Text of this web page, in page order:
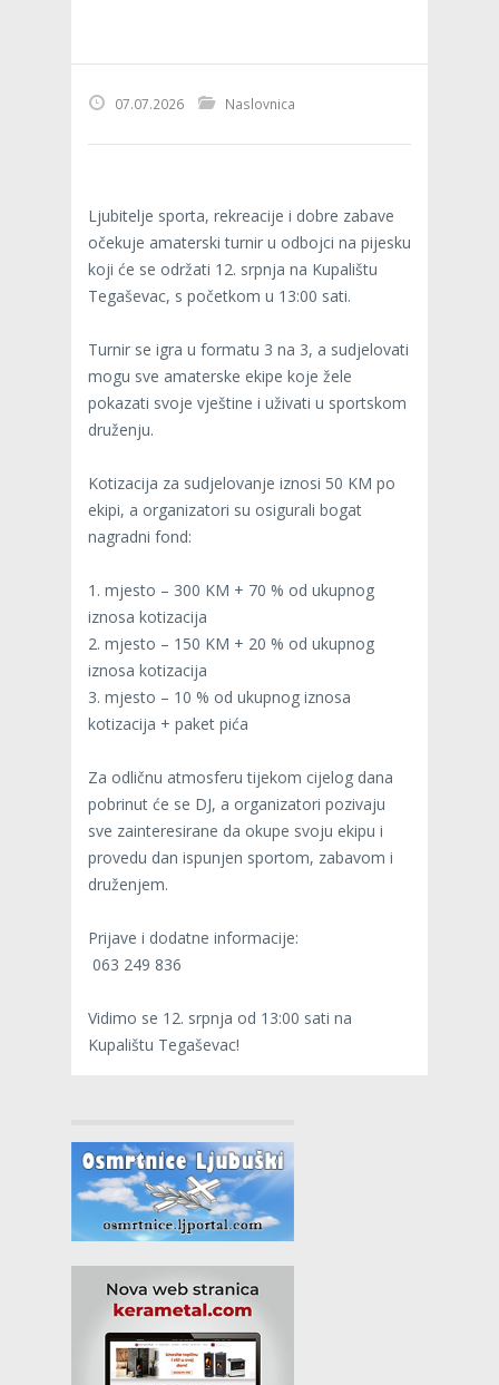
07.07.2026 Naslovnica
Ljubitelje sporta, rekreacije i dobre zabave
očekuje amaterski turnir u odbojci na pijesku
koji će se održati 12. srpnja na Kupalištu
Tegaševac, s početkom u 13:00 sati.
Turnir se igra u formatu 3 na 3, a sudjelovati
mogu sve amaterske ekipe koje žele
pokazati svoje vještine i uživati u sportskom
druženju.
Kotizacija za sudjelovanje iznosi 50 KM po
ekipi, a organizatori su osigurali bogat
nagradni fond:
1. mjesto – 300 KM + 70 % od ukupnog
iznosa kotizacija
2. mjesto – 150 KM + 20 % od ukupnog
iznosa kotizacija
3. mjesto – 10 % od ukupnog iznosa
kotizacija + paket pića
Za odličnu atmosferu tijekom cijelog dana
pobrinut će se DJ, a organizatori pozivaju
sve zainteresirane da okupe svoju ekipu i
provedu dan ispunjen sportom, zabavom i
druženjem.
Prijave i dodatne informacije:
063 249 836
Vidimo se 12. srpnja od 13:00 sati na
Kupalištu Tegaševac!